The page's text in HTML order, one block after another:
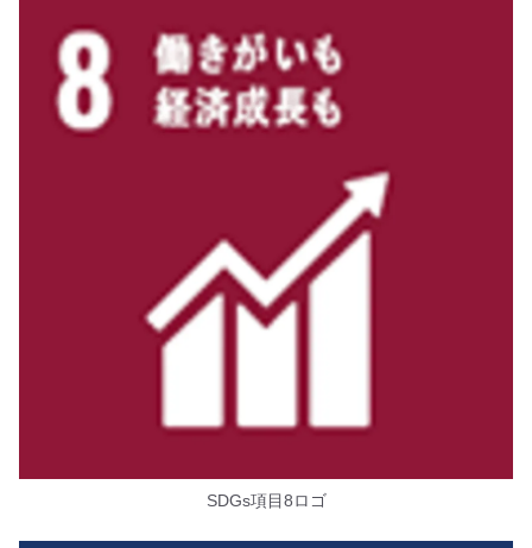
SDGs項目8ロゴ